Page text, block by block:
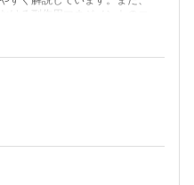
ぶ薬物療法
ぶ薬物療法
ぶ薬物療法
投与量
ける副作用マネジメントのコ
ん患者の処方箋を応需する薬
解くことで知識を確認できま
ローアップが可能になる１冊